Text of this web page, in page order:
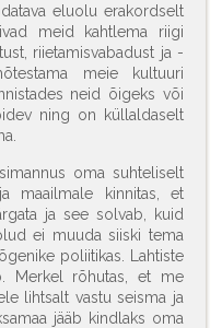
eluolu erakordselt
meid kahtlema riigi
riietamisvabadust ja -
meie kultuuri
neid õigeks või
ning on küllaldaselt
oma suhteliselt
maailmale kinnitas, et
ja see solvab, kuid
ei muuda siiski tema
poliitikas. Lahtiste
Merkel rõhutas, et me
lihtsalt vastu seisma ja
jääb kindlaks oma